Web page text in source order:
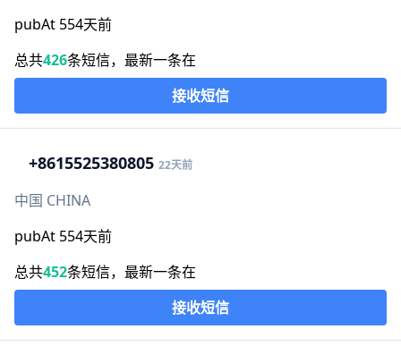
pubAt 554天前
总共426条短信，最新一条在
接收短信
+8615525380805 22天前
中国 CHINA
pubAt 554天前
总共452条短信，最新一条在
接收短信